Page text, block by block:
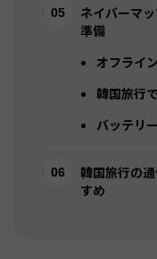
ネイバーマ
準備
オフライ
韓国旅行
バッテリ
韓国旅行の
すめ